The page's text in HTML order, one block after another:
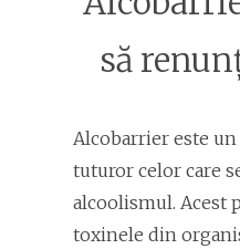
să
Alcobarrier este
tuturor celor care
alcoolismul. Acest
toxinele din